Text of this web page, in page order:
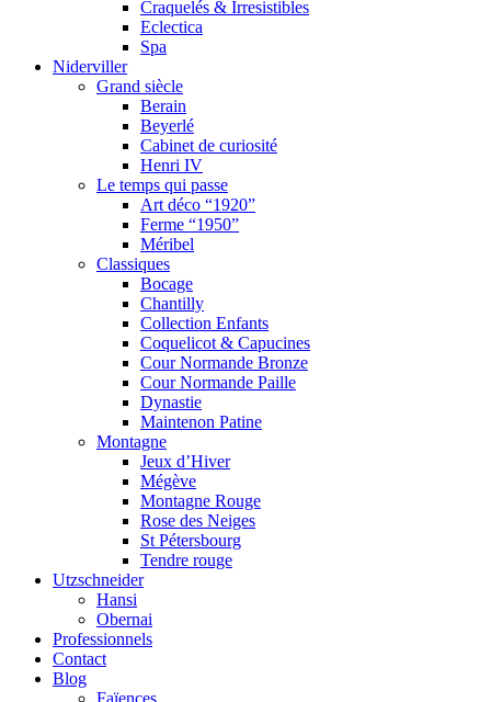
Craquelés & Irresistibles
Eclectica
Spa
Niderviller
Grand siècle
Berain
Beyerlé
Cabinet de curiosité
Henri IV
Le temps qui passe
Art déco “1920”
Ferme “1950”
Méribel
Classiques
Bocage
Chantilly
Collection Enfants
Coquelicot & Capucines
Cour Normande Bronze
Cour Normande Paille
Dynastie
Maintenon Patine
Montagne
Jeux d’Hiver
Mégève
Montagne Rouge
Rose des Neiges
St Pétersbourg
Tendre rouge
Utzschneider
Hansi
Obernai
Professionnels
Contact
Blog
Faïences